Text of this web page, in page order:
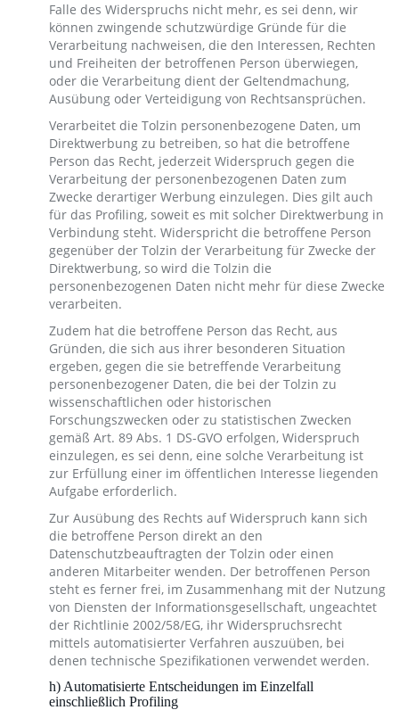
Falle des Widerspruchs nicht mehr, es sei denn, wir
können zwingende schutzwürdige Gründe für die
Verarbeitung nachweisen, die den Interessen, Rechten
und Freiheiten der betroffenen Person überwiegen,
oder die Verarbeitung dient der Geltendmachung,
Ausübung oder Verteidigung von Rechtsansprüchen.
Verarbeitet die Tolzin personenbezogene Daten, um
Direktwerbung zu betreiben, so hat die betroffene
Person das Recht, jederzeit Widerspruch gegen die
Verarbeitung der personenbezogenen Daten zum
Zwecke derartiger Werbung einzulegen. Dies gilt auch
für das Profiling, soweit es mit solcher Direktwerbung in
Verbindung steht. Widerspricht die betroffene Person
gegenüber der Tolzin der Verarbeitung für Zwecke der
Direktwerbung, so wird die Tolzin die
personenbezogenen Daten nicht mehr für diese Zwecke
verarbeiten.
Zudem hat die betroffene Person das Recht, aus
Gründen, die sich aus ihrer besonderen Situation
ergeben, gegen die sie betreffende Verarbeitung
personenbezogener Daten, die bei der Tolzin zu
wissenschaftlichen oder historischen
Forschungszwecken oder zu statistischen Zwecken
gemäß Art. 89 Abs. 1 DS-GVO erfolgen, Widerspruch
einzulegen, es sei denn, eine solche Verarbeitung ist
zur Erfüllung einer im öffentlichen Interesse liegenden
Aufgabe erforderlich.
Zur Ausübung des Rechts auf Widerspruch kann sich
die betroffene Person direkt an den
Datenschutzbeauftragten der Tolzin oder einen
anderen Mitarbeiter wenden. Der betroffenen Person
steht es ferner frei, im Zusammenhang mit der Nutzung
von Diensten der Informationsgesellschaft, ungeachtet
der Richtlinie 2002/58/EG, ihr Widerspruchsrecht
mittels automatisierter Verfahren auszuüben, bei
denen technische Spezifikationen verwendet werden.
h) Automatisierte Entscheidungen im Einzelfall
einschließlich Profiling